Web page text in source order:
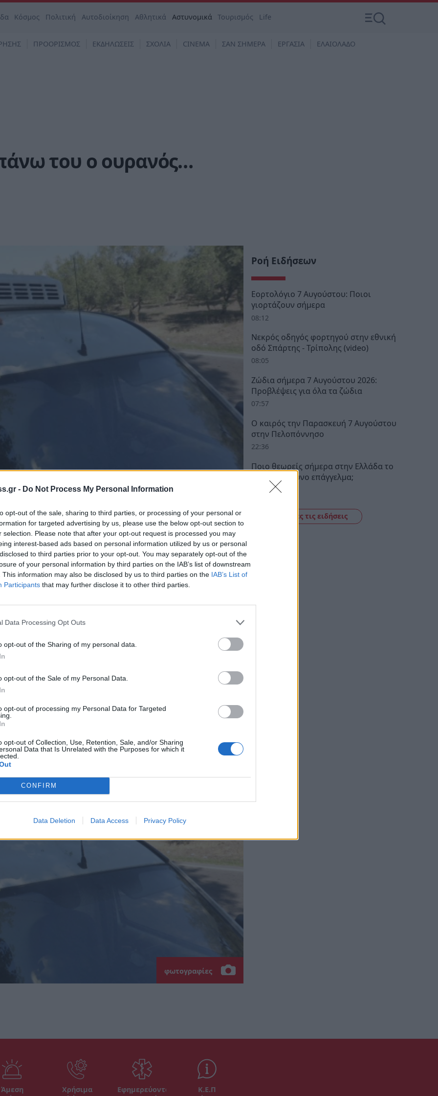
- Do Not Process My Personal Information
opt-out of the sale, sharing to third parties, or processing of your personal or
for targeted advertising by us, please use the below opt-out section to
selection. Please note that after your opt-out request is processed you may
interest-based ads based on personal information utilized by us or personal
to third parties prior to your opt-out. You may separately opt-out of the
of your personal information by third parties on the IAB’s list of downstream
This information may also be disclosed by us to third parties on the IAB’s List of
Participants that may further disclose it to other third parties.
Data Processing Opt Outs
opt-out of the Sharing of my personal data.
opt-out of the Sale of my Personal Data.
opt-out of processing my Personal Data for Targeted
opt-out of Collection, Use, Retention, Sale, and/or Sharing
Data that Is Unrelated with the Purposes for which it
CONFIRM
Data Deletion Data Access Privacy Policy
Κόσμος Πολιτική Αυτοδιοίκηση Αθλητικά Αστυνομικά Τουρισμός Life
ΠΡΟΟΡΙΣΜΟΣ ΕΚΔΗΛΩΣΕΙΣ ΣΧΟΛΙΑ CINEMA ΣΑΝ ΣΗΜΕΡΑ ΕΡΓΑΣΙΑ ΕΛΑΙΟΛΑΔΟ
του ο ουρανός…
όταν αναζητάς ειδήσεις στη Google
ως προτιμώμενη πηγή
αποτελέσματα της Google
ψυγείου κινούνταν στην Ε.Ο.
ύψος του εργοστασίου της Ένωσης όταν
το όχημα. Ο θόρυβος ήταν εκκωφαντικός
ο νεαρός οδηγός σταματά το όχημα, κάνει
δεν έπαθε χειρότερα. Το κλαδί που
ψυγείο και τσαλάκωσε τον ουρανό του
καλώντας την Αστυνομία που έφθασε
φωτογραφίες
Ροή Ειδήσεων
Εορτολόγιο 7 Αυγούστου: Ποιοι
γιορτάζουν σήμερα
08:12
Νεκρός οδηγός φορτηγού στην εθνική
οδό Σπάρτης - Τρίπολης (video)
08:05
Ζώδια σήμερα 7 Αυγούστου 2026:
Προβλέψεις για όλα τα ζώδια
07:57
Ο καιρός την Παρασκευή 7 Αυγούστου
στην Πελοπόννησο
22:36
Ποιο θεωρείς σήμερα στην Ελλάδα το
πιο επικίνδυνο επάγγελμα;
Δείτε όλες τις ειδήσεις
Άμεση
Χρήσιμα
Εφημερεύοντα
Κ.Ε.Π